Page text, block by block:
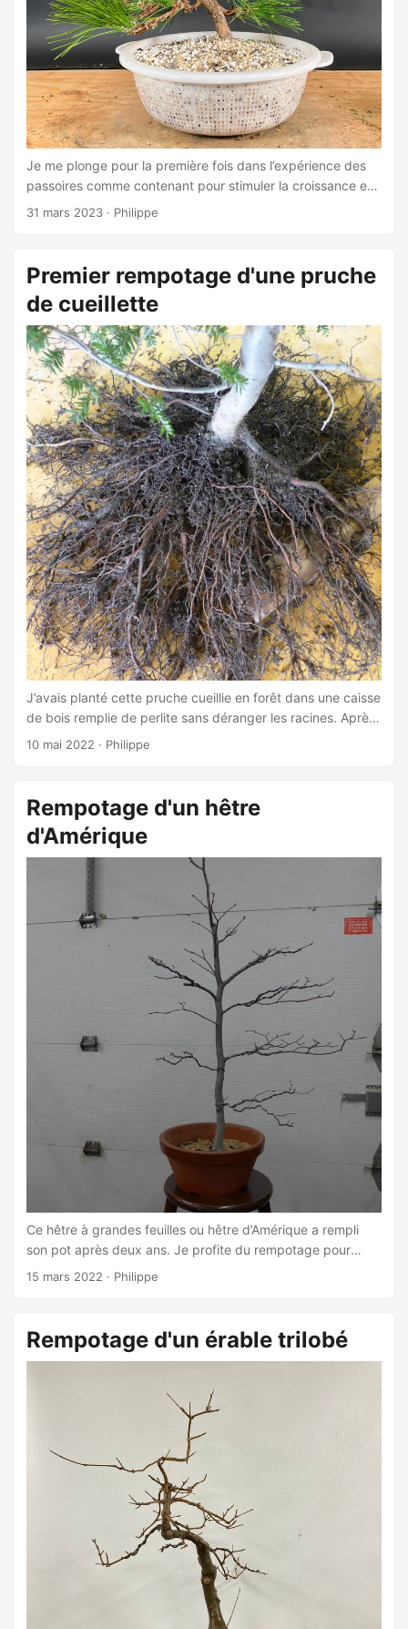
Je me plonge pour la première fois dans l’expérience des
passoires comme contenant pour stimuler la croissance et
éviter les racines en spirale. On se revoit dans deux ans
31 mars 2023 · Philippe
Premier rempotage d'une pruche
de cueillette
J’avais planté cette pruche cueillie en forêt dans une caisse
de bois remplie de perlite sans déranger les racines. Après
3 ans la perlite est devenue de la terre compactée. C’est le
10 mai 2022 · Philippe
Rempotage d'un hêtre
d'Amérique
Ce hêtre à grandes feuilles ou hêtre d’Amérique a rempli
son pot après deux ans. Je profite du rempotage pour
corriger l’angle de plantation et améliorer le nebari en
15 mars 2022 · Philippe
Rempotage d'un érable trilobé